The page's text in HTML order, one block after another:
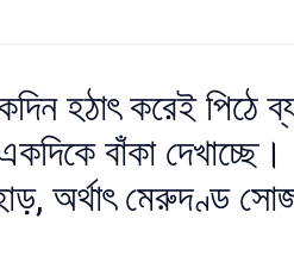
হঠাৎ করেই
বাঁকা
অর্থাৎ মেরুদণ্ড